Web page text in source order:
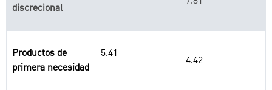
discrecional
Productos de
primera necesidad
5.41 4.42